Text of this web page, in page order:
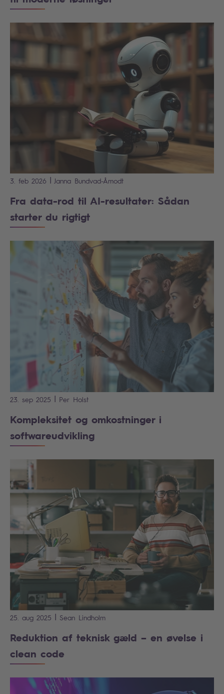
3. feb 2026 | Janna Bundvad-Åmodt
Fra data-rod til AI-resultater: Sådan
starter du rigtigt
23. sep 2025 | Per Holst
Kompleksitet og omkostninger i
softwareudvikling
25. aug 2025 | Sean Lindholm
Reduktion af teknisk gæld – en øvelse i
clean code